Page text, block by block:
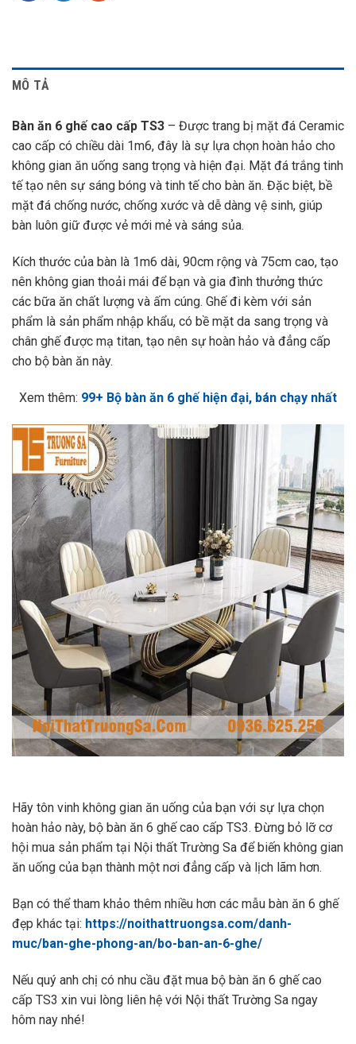
MÔ TẢ
Bàn ăn 6 ghế cao cấp TS3 – Được trang bị mặt đá Ceramic
cao cấp có chiều dài 1m6, đây là sự lựa chọn hoàn hảo cho
không gian ăn uống sang trọng và hiện đại. Mặt đá trắng tinh
tế tạo nên sự sáng bóng và tinh tế cho bàn ăn. Đặc biệt, bề
mặt đá chống nước, chống xước và dễ dàng vệ sinh, giúp
bàn luôn giữ được vẻ mới mẻ và sáng sủa.
Kích thước của bàn là 1m6 dài, 90cm rộng và 75cm cao, tạo
nên không gian thoải mái để bạn và gia đình thưởng thức
các bữa ăn chất lượng và ấm cúng. Ghế đi kèm với sản
phẩm là sản phẩm nhập khẩu, có bề mặt da sang trọng và
chân ghế được mạ titan, tạo nên sự hoàn hảo và đẳng cấp
cho bộ bàn ăn này.
Xem thêm: 99+ Bộ bàn ăn 6 ghế hiện đại, bán chạy nhất
Hãy tôn vinh không gian ăn uống của bạn với sự lựa chọn
hoàn hảo này, bộ bàn ăn 6 ghế cao cấp TS3. Đừng bỏ lỡ cơ
hội mua sản phẩm tại Nội thất Trường Sa để biến không gian
ăn uống của bạn thành một nơi đẳng cấp và lịch lãm hơn.
Bạn có thể tham khảo thêm nhiều hơn các mẫu bàn ăn 6 ghế
đẹp khác tại: https://noithattruongsa.com/danh-
muc/ban-ghe-phong-an/bo-ban-an-6-ghe/
Nếu quý anh chị có nhu cầu đặt mua bộ bàn ăn 6 ghế cao
cấp TS3 xin vui lòng liên hệ với Nội thất Trường Sa ngay
hôm nay nhé!